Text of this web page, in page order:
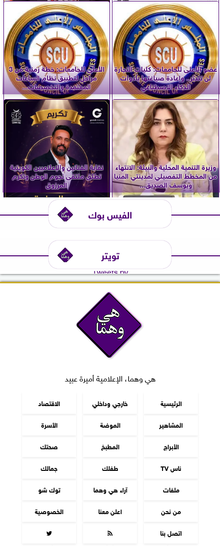
عضو الأعلى للجامعات: كليات التجارة
لن تندثر.. وإعادة صياغتها بأدوات
الذكاء الاصطناعي
الأعلى للجامعات: خطة زمنية من 3
مراحل لتطبيق نظام الساعات
المعتمدة والتخصصات...
وزيرة التنمية المحلية والبيئة: الانتهاء
من المخطط التفصيلي لمدينتي المنيا
ويوسف الصديق...
نقابة الفنانين والإعلاميين الكويتية
تطلق ملتقى نجوم الوطن وتكرم
المرزوق
الفيس بوك
تويتر
Tweets by
هي وهما، الإعلامية أميرة عبيد
الرئيسية خارجي وداخلي
الاقتصاد
المشاهير
الموضة
الأسرة
الأبراج
المطبخ
صحتك
ناس TV
طفلك
جمالك
ملفات
آراء هي وهما
توك شو
من نحن
اعلن معنا
الخصوصية
اتصل بنا

